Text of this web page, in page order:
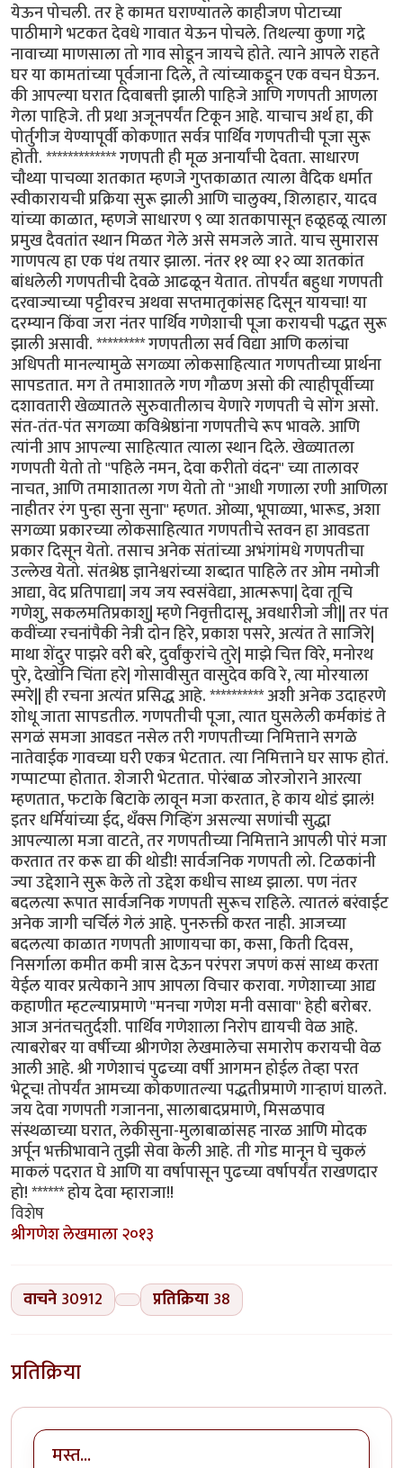
येऊन पोचली. तर हे कामत घराण्यातले काहीजण पोटाच्या
पाठीमागे भटकत देवधे गावात येऊन पोचले. तिथल्या कुणा गद्रे
नावाच्या माणसाला तो गाव सोडून जायचे होते. त्याने आपले राहते
घर या कामतांच्या पूर्वजाना दिले, ते त्यांच्याकडून एक वचन घेऊन.
की आपल्या घरात दिवाबत्ती झाली पाहिजे आणि गणपती आणला
गेला पाहिजे. ती प्रथा अजूनपर्यंत टिकून आहे. याचाच अर्थ हा, की
पोर्तुगीज येण्यापूर्वी कोकणात सर्वत्र पार्थिव गणपतीची पूजा सुरू
होती. ************* गणपती ही मूळ अनार्यांची देवता. साधारण
चौथ्या पाचव्या शतकात म्हणजे गुप्तकाळात त्याला वैदिक धर्मात
स्वीकारायची प्रक्रिया सुरू झाली आणि चालुक्य, शिलाहार, यादव
यांच्या काळात, म्हणजे साधारण ९ व्या शतकापासून हळूहळू त्याला
प्रमुख दैवतांत स्थान मिळत गेले असे समजले जाते. याच सुमारास
गाणपत्य हा एक पंथ तयार झाला. नंतर ११ व्या १२ व्या शतकांत
बांधलेली गणपतीची देवळे आढळून येतात. तोपर्यंत बहुधा गणपती
दरवाज्याच्या पट्टीवरच अथवा सप्तमातृकांसह दिसून यायचा! या
दरम्यान किंवा जरा नंतर पार्थिव गणेशाची पूजा करायची पद्धत सुरू
झाली असावी. ********* गणपतीला सर्व विद्या आणि कलांचा
अधिपती मानल्यामुळे सगळ्या लोकसाहित्यात गणपतीच्या प्रार्थना
सापडतात. मग ते तमाशातले गण गौळण असो की त्याहीपूर्वीच्या
दशावतारी खेळ्यातले सुरुवातीलाच येणारे गणपती चे सोंग असो.
संत-तंत-पंत सगळ्या कविश्रेष्ठांना गणपतीचे रूप भावले. आणि
त्यांनी आप आपल्या साहित्यात त्याला स्थान दिले. खेळ्यातला
गणपती येतो तो "पहिले नमन, देवा करीतो वंदन" च्या तालावर
नाचत, आणि तमाशातला गण येतो तो "आधी गणाला रणी आणिला
नाहीतर रंग पुन्हा सुना सुना" म्हणत. ओव्या, भूपाळ्या, भारूड, अशा
सगळ्या प्रकारच्या लोकसाहित्यात गणपतीचे स्तवन हा आवडता
प्रकार दिसून येतो. तसाच अनेक संतांच्या अभंगांमधे गणपतीचा
उल्लेख येतो. संतश्रेष्ठ ज्ञानेश्वरांच्या शब्दात पाहिले तर ओम नमोजी
आद्या, वेद प्रतिपाद्या| जय जय स्वसंवेद्या, आत्मरूपा| देवा तूचि
गणेशु, सकलमतिप्रकाशु| म्हणे निवृत्तीदासू, अवधारीजो जी|| तर पंत
कवींच्या रचनांपैकी नेत्री दोन हिरे, प्रकाश पसरे, अत्यंत ते साजिरे|
माथा शेंदुर पाझरे वरी बरे, दुर्वांकुरांचे तुरे| माझे चित्त विरे, मनोरथ
पुरे, देखोनि चिंता हरे| गोसावीसुत वासुदेव कवि रे, त्या मोरयाला
स्मरे|| ही रचना अत्यंत प्रसिद्ध आहे. ********** अशी अनेक उदाहरणे
शोधू जाता सापडतील. गणपतीची पूजा, त्यात घुसलेली कर्मकांडं ते
सगळं समजा आवडत नसेल तरी गणपतीच्या निमित्ताने सगळे
नातेवाईक गावच्या घरी एकत्र भेटतात. त्या निमित्ताने घर साफ होतं.
गप्पाटप्पा होतात. शेजारी भेटतात. पोरंबाळ जोरजोराने आरत्या
म्हणतात, फटाके बिटाके लावून मजा करतात, हे काय थोडं झालं!
इतर धर्मियांच्या ईद, थँक्स गिव्हिंग असल्या सणांची सुद्धा
आपल्याला मजा वाटते, तर गणपतीच्या निमित्ताने आपली पोरं मजा
करतात तर करू द्या की थोडी! सार्वजनिक गणपती लो. टिळकांनी
ज्या उद्देशाने सुरू केले तो उद्देश कधीच साध्य झाला. पण नंतर
बदलत्या रूपात सार्वजनिक गणपती सुरूच राहिले. त्यातलं बरंवाईट
अनेक जागी चर्चिलं गेलं आहे. पुनरुक्ती करत नाही. आजच्या
बदलत्या काळात गणपती आणायचा का, कसा, किती दिवस,
निसर्गाला कमीत कमी त्रास देऊन परंपरा जपणं कसं साध्य करता
येईल यावर प्रत्येकाने आप आपला विचार करावा. गणेशाच्या आद्य
कहाणीत म्हटल्याप्रमाणे "मनचा गणेश मनी वसावा" हेही बरोबर.
आज अनंतचतुर्दशी. पार्थिव गणेशाला निरोप द्यायची वेळ आहे.
त्याबरोबर या वर्षीच्या श्रीगणेश लेखमालेचा समारोप करायची वेळ
आली आहे. श्री गणेशाचं पुढच्या वर्षी आगमन होईल तेव्हा परत
भेटूच! तोपर्यंत आमच्या कोकणातल्या पद्धतीप्रमाणे गार्‍हाणं घालते.
जय देवा गणपती गजानना, सालाबादप्रमाणे, मिसळपाव
संस्थळाच्या घरात, लेकीसुना-मुलाबाळांसह नारळ आणि मोदक
अर्पून भक्तीभावाने तुझी सेवा केली आहे. ती गोड मानून घे चुकलं
माकलं पदरात घे आणि या वर्षापासून पुढच्या वर्षापर्यंत राखणदार
हो! ****** होय देवा म्हाराजा!!
विशेष
श्रीगणेश लेखमाला २०१३
वाचने 30912 प्रतिक्रिया 38
प्रतिक्रिया
मस्त...